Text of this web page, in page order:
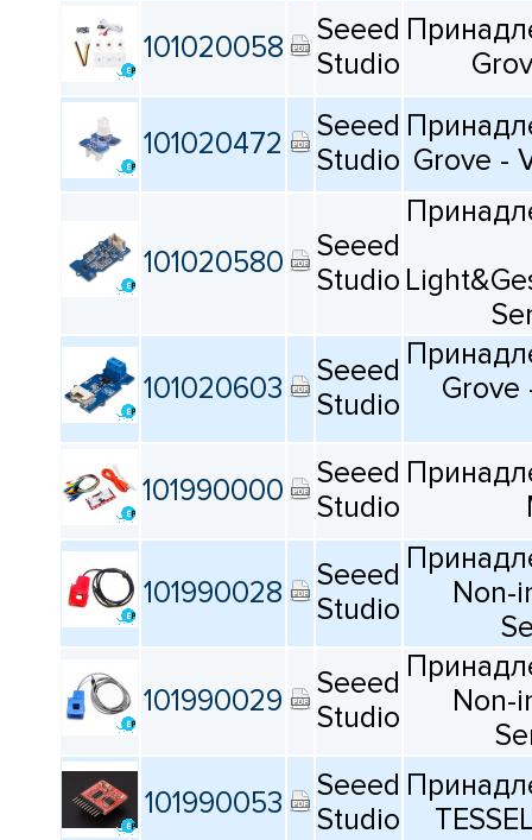
101020058
Seeed
Studio
101020472
Seeed
Studio Grove -
101020580
Seeed
Studio
101020603
Seeed
Studio
Grove
101990000
Seeed
Studio
101990028
Seeed
Studio
Non-
101990029
Seeed
Studio
Non-
101990053
Seeed
Studio